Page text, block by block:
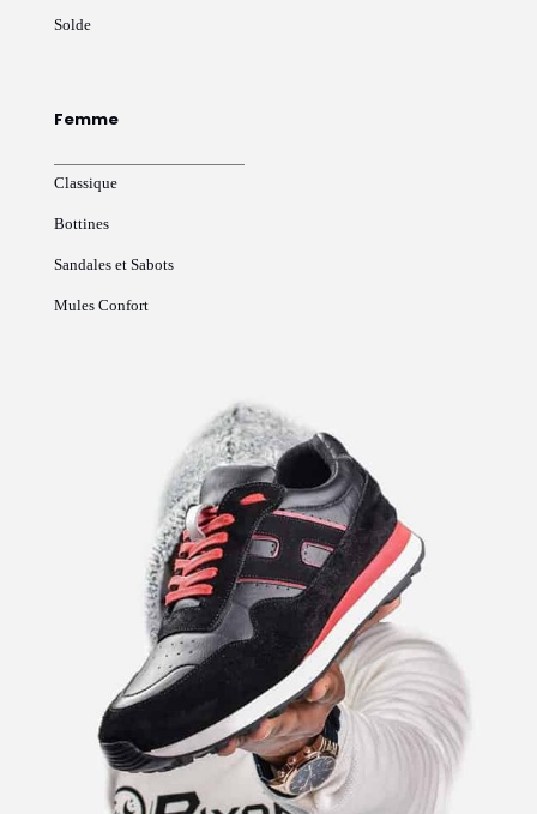
Solde
Femme
Classique
Bottines
Sandales et Sabots
Mules Confort